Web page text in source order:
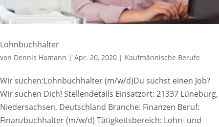
Lohnbuchhalter
von Dennis Hamann | Apr. 20, 2020 | Kaufmännische Berufe
Wir suchen:Lohnbuchhalter (m/w/d)Du suchst einen Job?
Wir suchen Dich! Stellendetails Einsatzort: 21337 Lüneburg,
Niedersachsen, Deutschland Branche: Finanzen Beruf:
Finanzbuchhalter (m/w/d) Tätigkeitsbereich: Lohn- und